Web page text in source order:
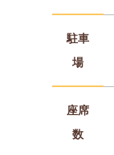
駐車
場
座席
数